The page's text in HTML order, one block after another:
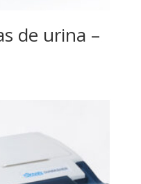
de urina –